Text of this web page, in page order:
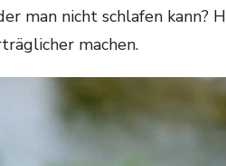
man nicht schlafen kann?
machen.